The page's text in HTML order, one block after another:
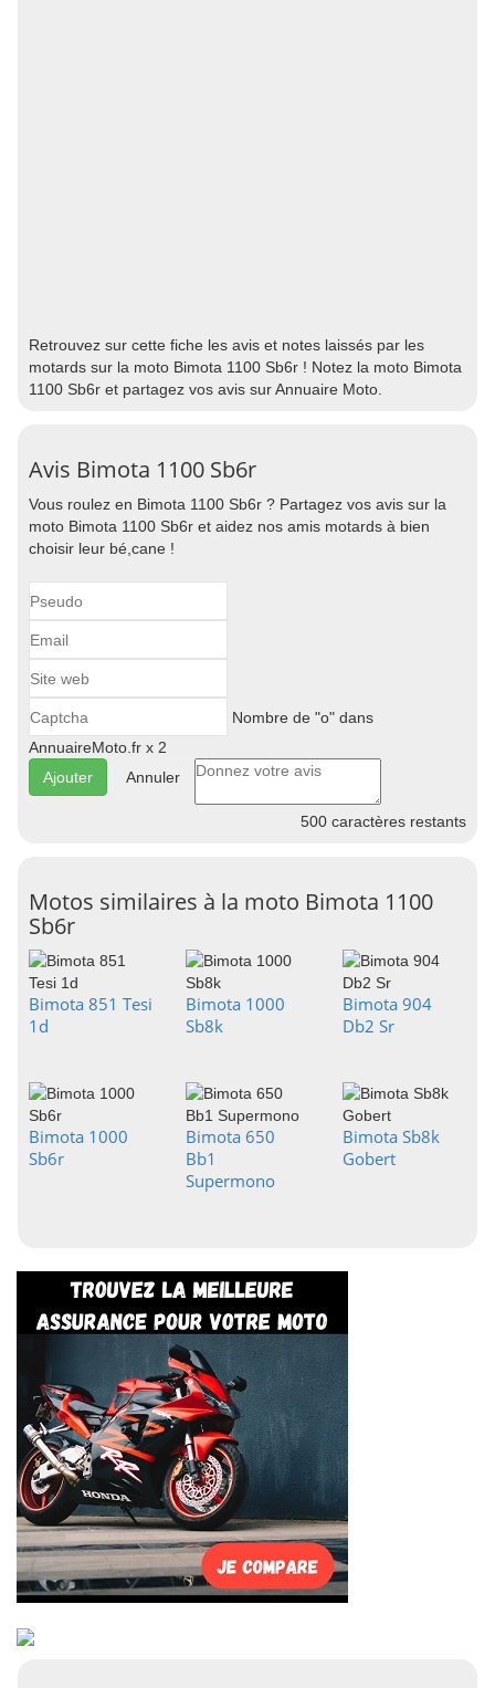
Retrouvez sur cette fiche les avis et notes laissés par les
motards sur la moto Bimota 1100 Sb6r ! Notez la moto Bimota
1100 Sb6r et partagez vos avis sur Annuaire Moto.
Avis Bimota 1100 Sb6r
Vous roulez en Bimota 1100 Sb6r ? Partagez vos avis sur la
moto Bimota 1100 Sb6r et aidez nos amis motards à bien
choisir leur bé,cane !
Nombre de "o" dans
AnnuaireMoto.fr x 2
Annuler
500 caractères restants
Motos similaires à la moto Bimota 1100
Sb6r
Bimota 851 Tesi
1d
Bimota 1000
Sb8k
Bimota 904
Db2 Sr
Bimota 1000
Sb6r
Bimota 650
Bb1
Supermono
Bimota Sb8k
Gobert